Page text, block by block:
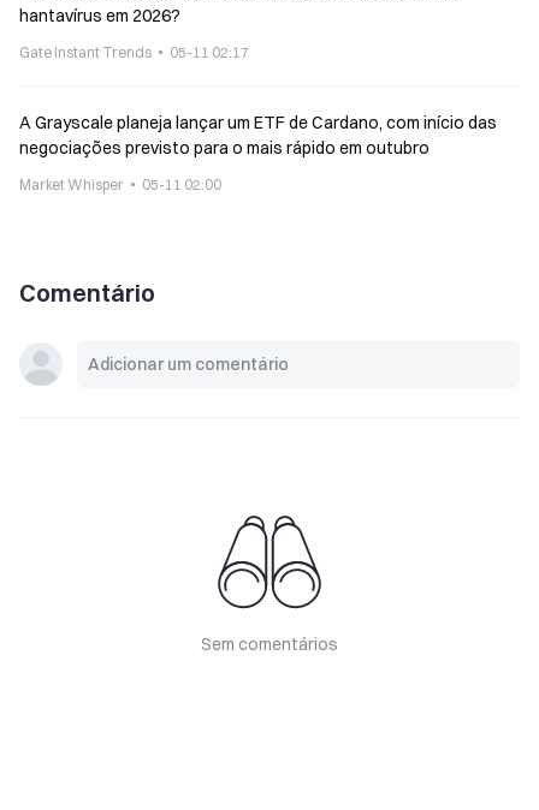
hantavírus em 2026?
Gate Instant Trends 05-11 02:17
A Grayscale planeja lançar um ETF de Cardano, com início das
negociações previsto para o mais rápido em outubro
Market Whisper 05-11 02:00
Comentário
Sem comentários